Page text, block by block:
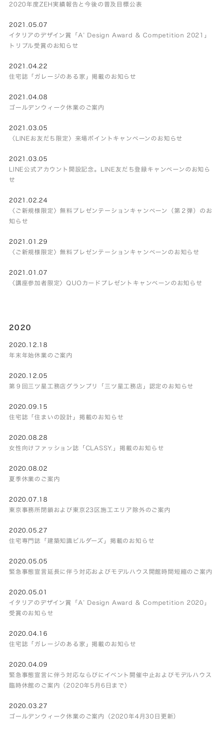
2020年度ZEH実績報告と今後の普及目標公表
2021.05.07
イタリアのデザイン賞「A’ Design Award & Competition 2021」
トリプル受賞のお知らせ
2021.04.22
住宅誌「ガレージのある家」掲載のお知らせ
2021.04.08
ゴールデンウィーク休業のご案内
2021.03.05
〈LINEお友だち限定〉来場ポイントキャンペーンのお知らせ
2021.03.05
LINE公式アカウント開設記念。LINE友だち登録キャンペーンのお知ら
せ
2021.02.24
〈ご新規様限定〉無料プレゼンテーションキャンペーン（第２弾）のお
知らせ
2021.01.29
〈ご新規様限定〉無料プレゼンテーションキャンペーンのお知らせ
2021.01.07
〈講座参加者限定〉QUOカードプレゼントキャンペーンのお知らせ
2020
2020.12.18
年末年始休業のご案内
2020.12.05
第９回三ツ星工務店グランプリ「三ツ星工務店」認定のお知らせ
2020.09.15
住宅誌「住まいの設計」掲載のお知らせ
2020.08.28
女性向けファッション誌「CLASSY.」掲載のお知らせ
2020.08.02
夏季休業のご案内
2020.07.18
東京事務所閉鎖および東京23区施工エリア除外のご案内
2020.05.27
住宅専門誌「建築知識ビルダーズ」掲載のお知らせ
2020.05.05
緊急事態宣言延長に伴う対応およびモデルハウス開館時間短縮のご案内
2020.05.01
イタリアのデザイン賞「A’ Design Award & Competition 2020」
受賞のお知らせ
2020.04.16
住宅誌「ガレージのある家」掲載のお知らせ
2020.04.09
緊急事態宣言に伴う対応ならびにイベント開催中止およびモデルハウス
臨時休館のご案内（2020年5月6日まで）
2020.03.27
ゴールデンウィーク休業のご案内（2020年4月30日更新）